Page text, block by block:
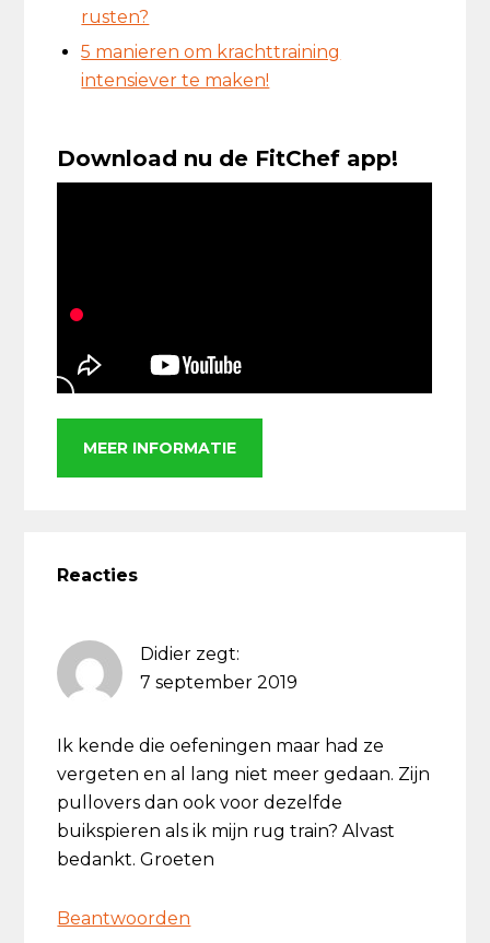
rusten?
5 manieren om krachttraining
intensiever te maken!
Download nu de FitChef app!
MEER INFORMATIE
Interacties
Reacties
Didier zegt:
7 september 2019
Ik kende die oefeningen maar had ze
vergeten en al lang niet meer gedaan. Zijn
pullovers dan ook voor dezelfde
buikspieren als ik mijn rug train? Alvast
bedankt. Groeten
Beantwoorden